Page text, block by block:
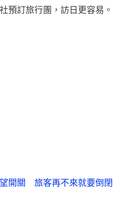
預訂旅行團，訪日更容易。
開關 旅客再不來就要倒閉